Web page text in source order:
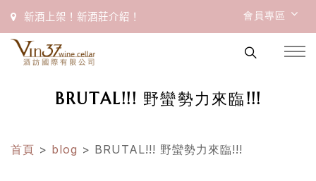
新酒上架！新酒莊介紹！ 會員專區
BRUTAL!!! 野蠻勢力來臨!!!
首頁 > blog > BRUTAL!!! 野蠻勢力來臨!!!